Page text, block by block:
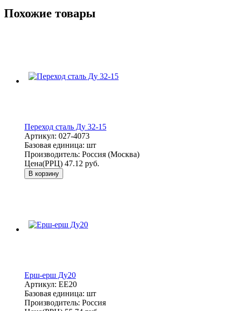
Похожие товары
Переход сталь Ду 32-15
Артикул: 027-4073
Базовая единица: шт
Производитель: Россия (Москва)
Цена(РРЦ) 47.12 руб.
В корзину
Ерш-ерш Ду20
Артикул: ЕЕ20
Базовая единица: шт
Производитель: Россия